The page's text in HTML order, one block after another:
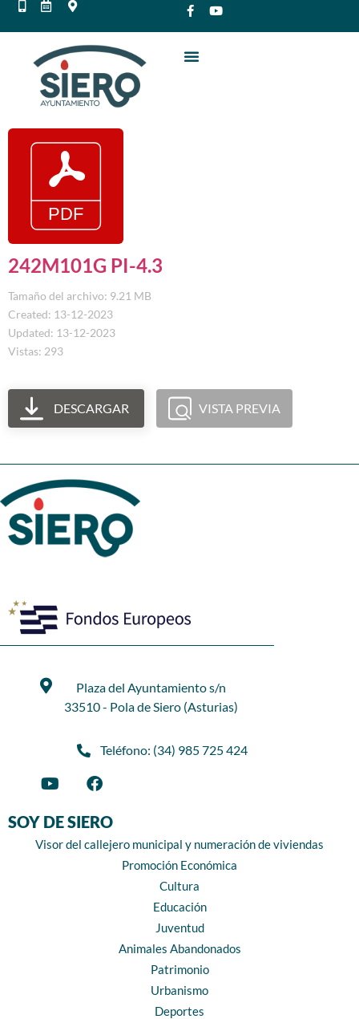
242M101G PI-4.3
Tamaño del archivo: 9.21 MB
Created: 13-12-2023
Updated: 13-12-2023
Vistas: 293
DESCARGAR VISTA PREVIA
Plaza del Ayuntamiento s/n
33510 - Pola de Siero (Asturias)
Teléfono: (34) 985 725 424
SOY DE SIERO
Visor del callejero municipal y numeración de viviendas
Promoción Económica
Cultura
Educación
Juventud
Animales Abandonados
Patrimonio
Urbanismo
Deportes